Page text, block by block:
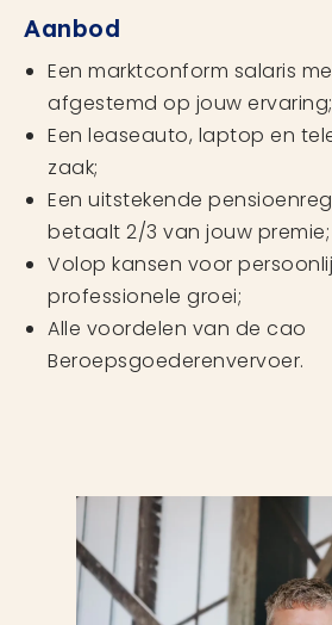
Aanbod
Een marktconform salaris
afgestemd op jouw ervaring;
Een leaseauto, laptop en
zaak;
Een uitstekende
betaalt 2/3 van jouw premie;
Volop kansen voor
professionele groei;
Alle voordelen van de cao
Beroepsgoederenvervoer.